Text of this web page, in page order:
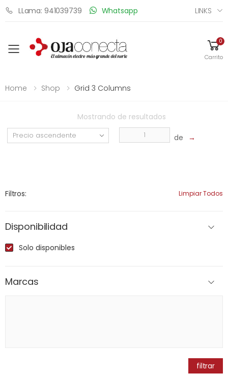
LLama: 941039739 Whatsapp LINKS
Toggle mobile menu
0
Carrito
Home Shop Grid 3 Columns
Mostrando de resultados
de →
Filtros: Limpiar Todos
Disponibilidad
Solo disponibles
Marcas
filtrar